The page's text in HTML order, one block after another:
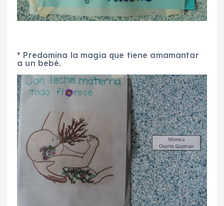
* Predomina la magia que tiene amamantar
a un bebé.